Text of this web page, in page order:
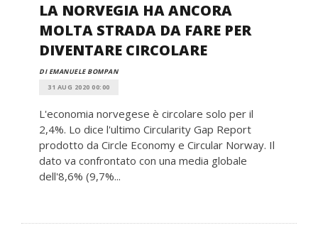
LA NORVEGIA HA ANCORA
MOLTA STRADA DA FARE PER
DIVENTARE CIRCOLARE
DI EMANUELE BOMPAN
31 AUG 2020 00:00
L'economia norvegese è circolare solo per il
2,4%. Lo dice l'ultimo Circularity Gap Report
prodotto da Circle Economy e Circular Norway. Il
dato va confrontato con una media globale
dell'8,6% (9,7%...